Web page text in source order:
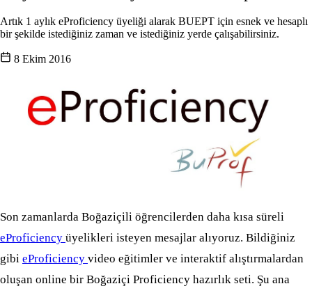
Artık 1 aylık eProficiency üyeliği alarak BUEPT için esnek ve hesaplı
bir şekilde istediğiniz zaman ve istediğiniz yerde çalışabilirsiniz.
8 Ekim 2016
Son zamanlarda Boğaziçili öğrencilerden daha kısa süreli
eProficiency üyelikleri isteyen mesajlar alıyoruz. Bildiğiniz
gibi eProficiency video eğitimler ve interaktif alıştırmalardan
oluşan online bir Boğaziçi Proficiency hazırlık seti. Şu ana